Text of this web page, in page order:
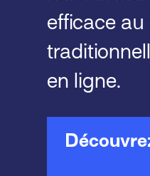
efficace au
en ligne.